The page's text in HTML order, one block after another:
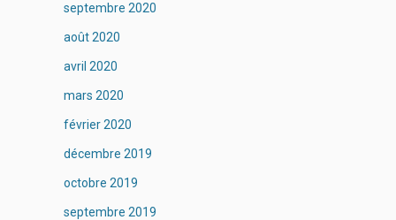
septembre 2020
août 2020
avril 2020
mars 2020
février 2020
décembre 2019
octobre 2019
septembre 2019